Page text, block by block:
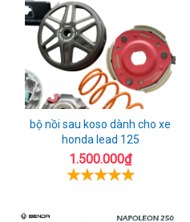
bộ nồi sau koso dành cho xe
honda lead 125
1.500.000₫